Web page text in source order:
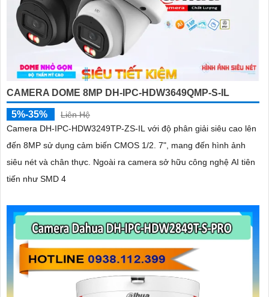
CAMERA DOME 8MP DH-IPC-HDW3649QMP-S-IL
5%-35%
Liên Hệ
Camera DH-IPC-HDW3249TP-ZS-IL với độ phân giải siêu cao lên
đến 8MP sử dụng cảm biến CMOS 1/2. 7", mang đến hình ảnh
siêu nét và chân thực. Ngoài ra camera sở hữu công nghệ AI tiên
tiến như SMD 4